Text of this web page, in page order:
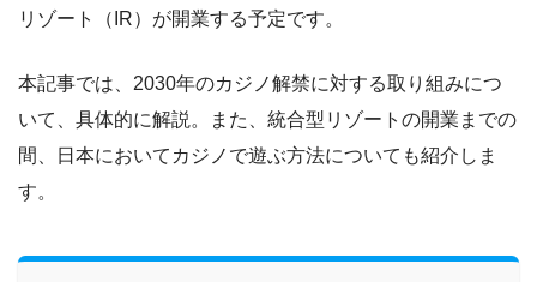
リゾート（IR）が開業する予定です。
本記事では、2030年のカジノ解禁に対する取り組みにつ
いて、具体的に解説。また、統合型リゾートの開業までの
間、日本においてカジノで遊ぶ方法についても紹介しま
す。